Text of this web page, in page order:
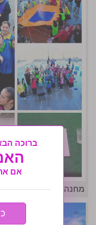
מחנה אחות תשפו- לו״ז
ברוכה
אם